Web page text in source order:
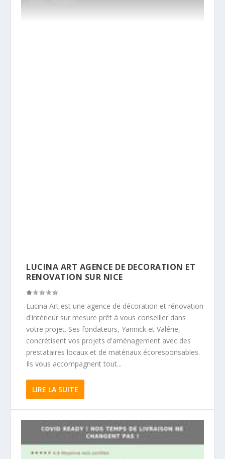
LUCINA ART AGENCE DE DECORATION ET
RENOVATION SUR NICE
Lucina Art est une agence de décoration et rénovation
d'intérieur sur mesure prêt à vous conseiller dans
votre projet. Ses fondateurs, Yannick et Valérie,
concrétisent vos projets d'aménagement avec des
prestataires locaux et de matériaux écoresponsables.
Ils vous accompagnent tout...
LIRE LA SUITE